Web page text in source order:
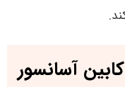
آسانسور